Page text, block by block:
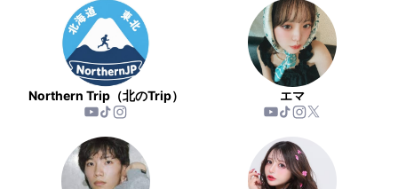
Northern Trip（北のTrip） エマ